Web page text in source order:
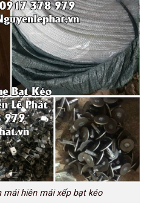
mái hiên mái xếp bạt kéo